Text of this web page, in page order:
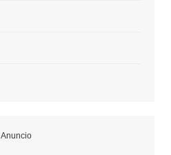
Anuncio